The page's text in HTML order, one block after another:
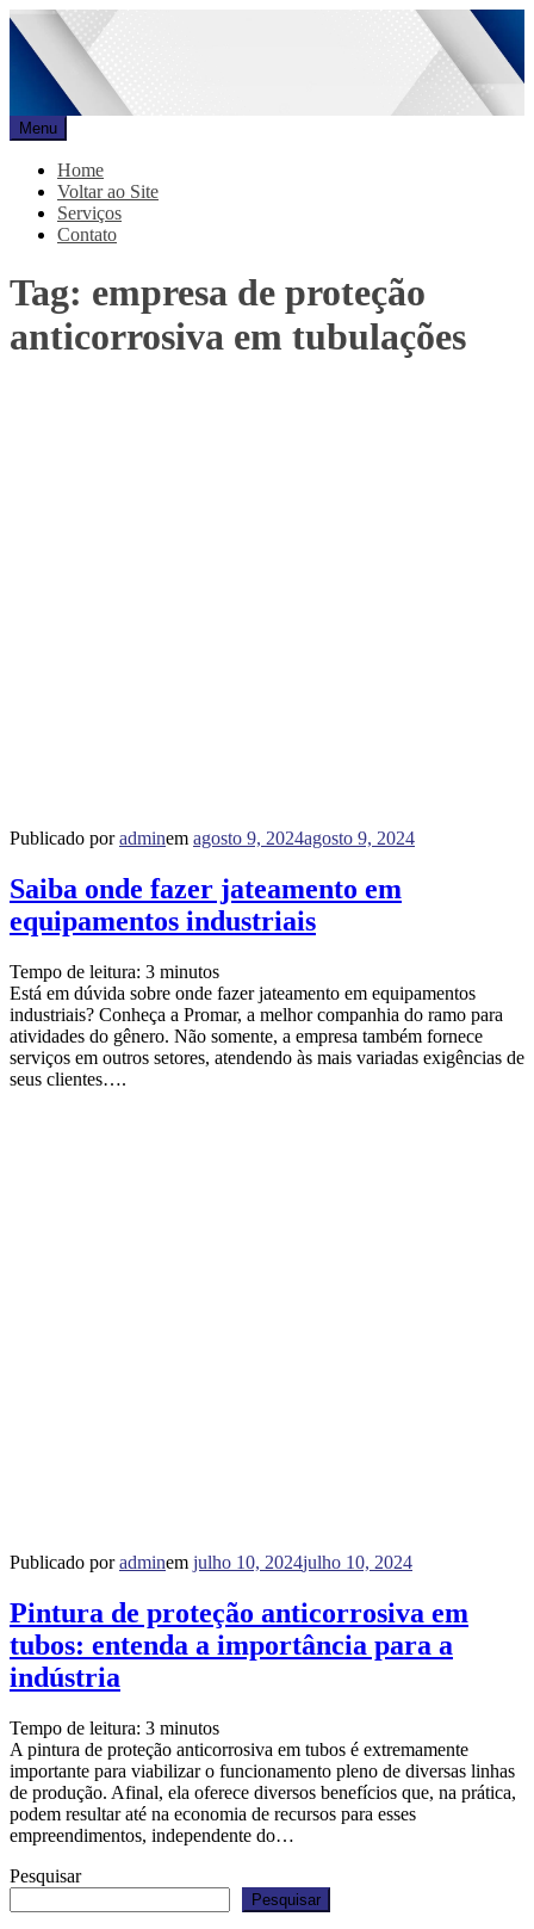
Pular
para
conteúdo
Promar
Blog
Menu
Home
Voltar ao Site
Serviços
Contato
Tag: empresa de proteção
anticorrosiva em tubulações
Publicado poradminem agosto 9, 2024agosto 9, 2024
Saiba onde fazer jateamento em
equipamentos industriais
Tempo de leitura: 3 minutos
Está em dúvida sobre onde fazer jateamento em equipamentos
industriais? Conheça a Promar, a melhor companhia do ramo para
atividades do gênero. Não somente, a empresa também fornece
serviços em outros setores, atendendo às mais variadas exigências de
seus clientes….
Publicado poradminem julho 10, 2024julho 10, 2024
Pintura de proteção anticorrosiva em
tubos: entenda a importância para a
indústria
Tempo de leitura: 3 minutos
A pintura de proteção anticorrosiva em tubos é extremamente
importante para viabilizar o funcionamento pleno de diversas linhas
de produção. Afinal, ela oferece diversos benefícios que, na prática,
podem resultar até na economia de recursos para esses
empreendimentos, independente do…
Pesquisar
Pesquisar